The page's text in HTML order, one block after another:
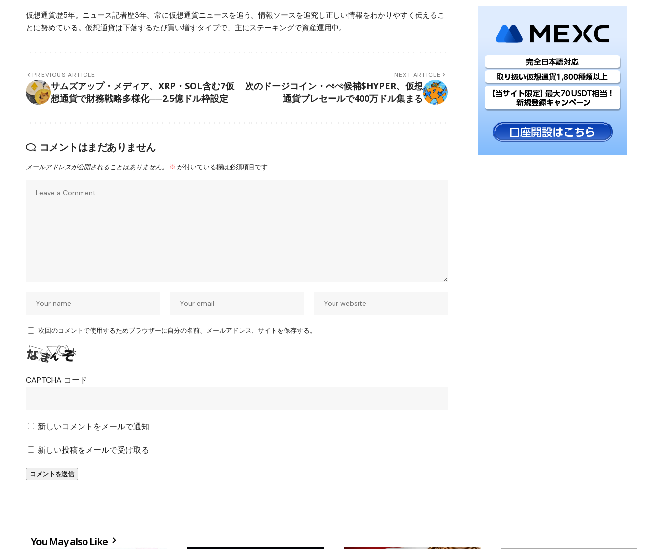
仮想通貨歴5年。ニュース記者歴3年。常に仮想通貨ニュースを追う。情報ソースを追究し正しい情報をわかりやすく伝えるこ
とに努めている。仮想通貨は下落するたび買い増すタイプで、主にステーキングで資産運用中。
PREVIOUS ARTICLE
サムズアップ・メディア、XRP・SOL含む7仮
想通貨で財務戦略多様化──2.5億ドル枠設定
NEXT ARTICLE
次のドージコイン・ぺぺ候補$HYPER、仮想
通貨プレセールで400万ドル集まる
コメントはまだありません
メールアドレスが公開されることはありません。 ※ が付いている欄は必須項目です
次回のコメントで使用するためブラウザーに自分の名前、メールアドレス、サイトを保存する。
CAPTCHA コード
新しいコメントをメールで通知
新しい投稿をメールで受け取る
You May also Like